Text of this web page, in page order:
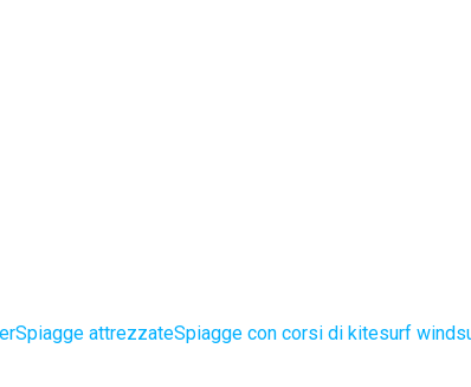
Spiagge attrezzateSpiagge con corsi di kitesurf